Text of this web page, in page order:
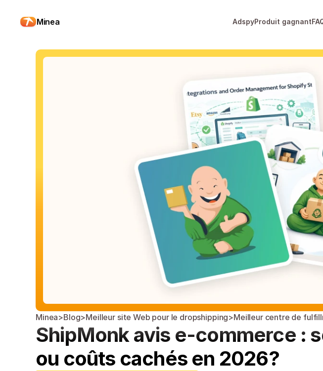
Minea AdspyProduit gagnant
Minea>Blog>Meilleur site Web pour le dropshipping>Meilleur centre de
ShipMonk avis e-commerce :
ou coûts cachés en 2026?